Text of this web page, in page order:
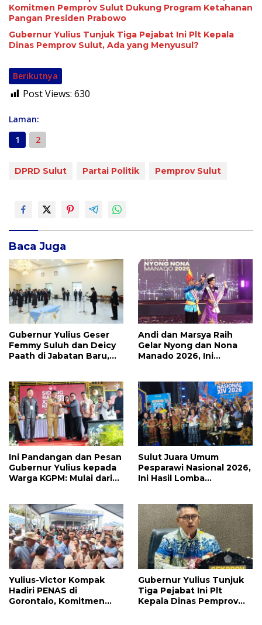
Komitmen Pemprov Sulut Dukung Program Ketahanan
Pangan Presiden Prabowo
Gubernur Yulius Tunjuk Tiga Pejabat Ini Plt Kepala
Dinas Pemprov Sulut, Ada yang Menyusul?
Berikutnya
Post Views: 630
Laman:
1
2
DPRD Sulut Partai Politik Pemprov Sulut
Baca Juga
Gubernur Yulius Geser
Femmy Suluh dan Deicy
Paath di Jabatan Baru,
Andi dan Marsya Raih
Gelar Nyong dan Nona
Manado 2026, Ini
Ini Pandangan dan Pesan
Gubernur Yulius kepada
Warga KGPM: Mulai dari
Sulut Juara Umum
Pesparawi Nasional 2026,
Ini Hasil Lomba
Yulius-Victor Kompak
Hadiri PENAS di
Gorontalo, Komitmen
Gubernur Yulius Tunjuk
Tiga Pejabat Ini Plt
Kepala Dinas Pemprov